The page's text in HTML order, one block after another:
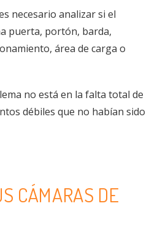
necesario analizar si el
puerta, portón, barda,
área de carga o
no está en la falta total de
débiles que no habían sido
CÁMARAS DE